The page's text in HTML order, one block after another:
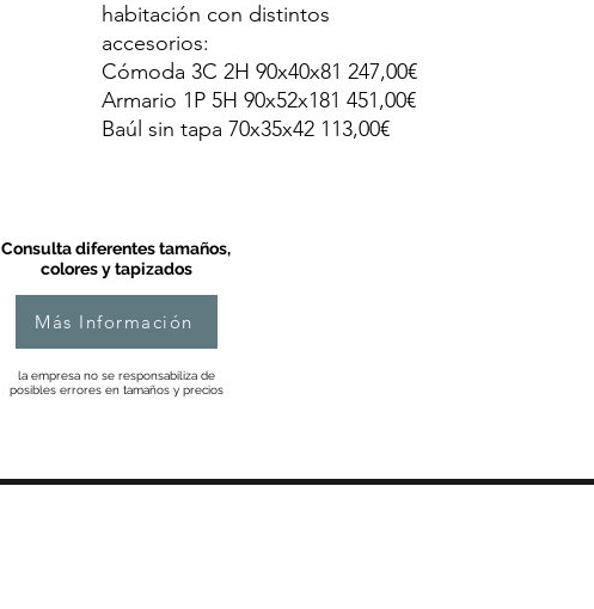
habitación con distintos
accesorios:
Cómoda 3C 2H 90x40x81 247,00€
Armario 1P 5H 90x52x181 451,00€
Baúl sin tapa 70x35x42 113,00€
Consulta diferentes tamaños,
colores y tapizados
Más Información
la empresa no se responsabiliza de
posibles errores en tamaños y precios